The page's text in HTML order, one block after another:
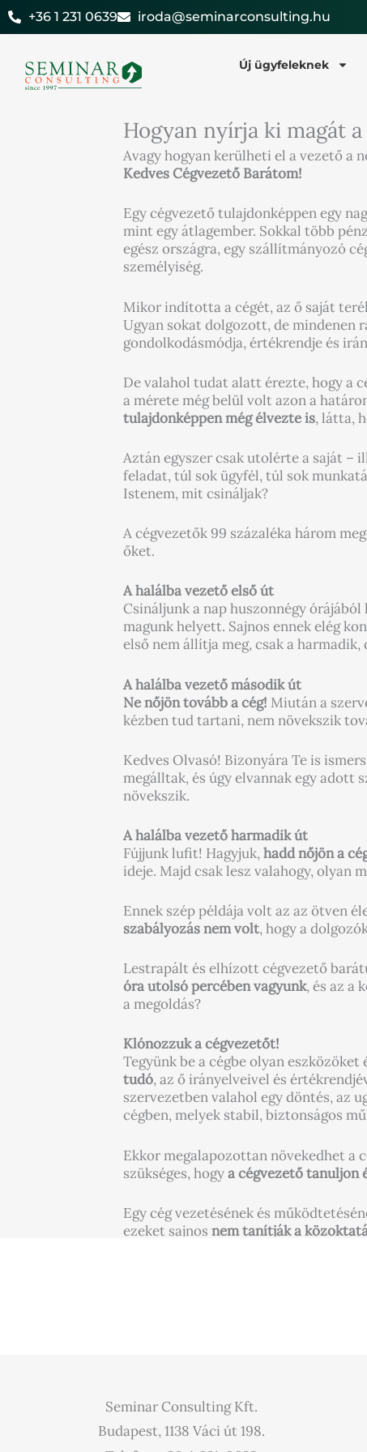
Skip
to
+36 1 231 0639 iroda@seminarconsulting.hu
Új ügyfeleknek
Hogyan nyírja ki magát
Avagy hogyan kerülheti el a vezető a
Kedves Cégvezető Barátom!
Egy cégvezető tulajdonképpen egy
mint egy átlagember. Sokkal több
egész országra, egy szállítmányozó
személyiség.
Mikor indította a cégét, az ő saját
Ugyan sokat dolgozott, de mindenen
gondolkodásmódja, értékrendje és
De valahol tudat alatt érezte, hogy a
a mérete még belül volt azon a
tulajdonképpen még élvezte is, látta,
Aztán egyszer csak utolérte a saját –
feladat, túl sok ügyfél, túl sok
Istenem, mit csináljak?
A cégvezetők 99 százaléka három
őket.
A halálba vezető első út
Csináljunk a nap huszonnégy
magunk helyett. Sajnos ennek elég
első nem állítja meg, csak a
A halálba vezető második út
Ne nőjön tovább a cég! Miután a
kézben tud tartani, nem növekszik
Kedves Olvasó! Bizonyára Te is
megálltak, és úgy elvannak egy adott
növekszik.
A halálba vezető harmadik út
Fújjunk lufit! Hagyjuk,hadd nőjön a
ideje. Majd csak lesz valahogy, olyan
Ennek szép példája volt az az ötven
szabályozás nem volt, hogy a
Lestrapált és elhízott cégvezető
óra utolsó percében vagyunk, és az a
a megoldás?
Klónozzuk a cégvezetőt!
Tegyünk be a cégbe olyan
tudó, az ő irányelveivel és
szervezetben valahol egy döntés, az
cégben, melyek stabil, biztonságos
Ekkor megalapozottan növekedhet a
szükséges, hogya cégvezető tanuljon
Egy cég vezetésének és
ezeket sajnos nem tanítják a
Seminar Consulting Kft.
Budapest, 1138 Váci út 198.